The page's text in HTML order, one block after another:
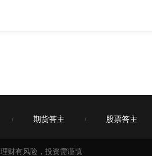
/ 期货答主 / 股票答主
理财有风险，投资需谨慎